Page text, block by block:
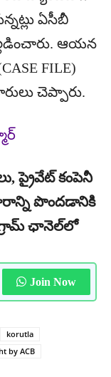
ఏసీబీ
ఆయన
FILE)
చెప్పారు.
ప్రైవేట్ కంపెనీ
పొందడానికి
ఛానెల్‌లో
Join Now
korutla
by ACB